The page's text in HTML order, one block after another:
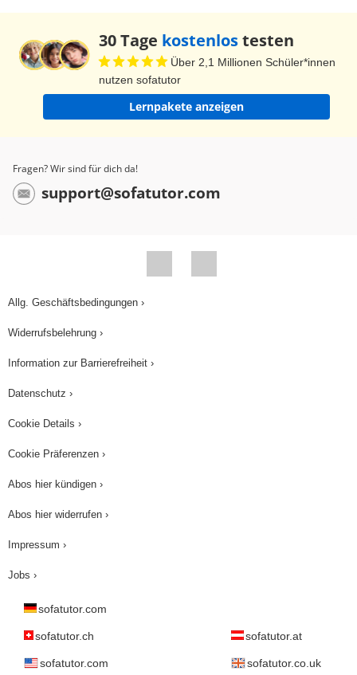
30 Tage kostenlostesten
Über 2,1 Millionen Schüler*innen
nutzen sofatutor
Lernpakete anzeigen
Fragen? Wir sind für dich da!
support@sofatutor.com
Allg. Geschäftsbedingungen ›
Widerrufsbelehrung ›
Information zur Barrierefreiheit ›
Datenschutz ›
Cookie Details ›
Cookie Präferenzen ›
Abos hier kündigen ›
Abos hier widerrufen ›
Impressum ›
Jobs ›
sofatutor.com
sofatutor.ch sofatutor.at
sofatutor.com sofatutor.co.uk